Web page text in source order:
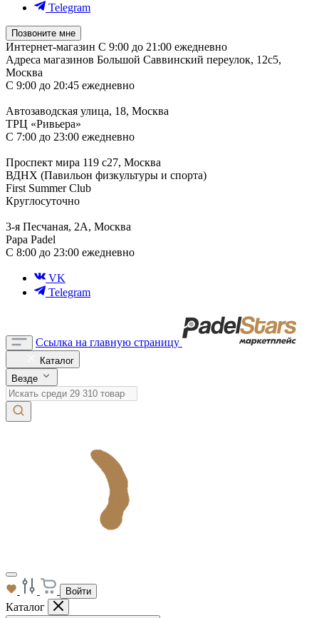
Telegram
Позвоните мне
Интернет-магазин С 9:00 до 21:00 ежедневно
Адреса магазинов Большой Саввинский переулок, 12с5,
Москва
С 9:00 до 20:45 ежедневно
Автозаводская улица, 18, Москва
ТРЦ «Ривьера»
С 7:00 до 23:00 ежедневно
Проспект мира 119 с27, Москва
ВДНХ (Павильон физкультуры и спорта)
First Summer Club
Круглосуточно
3-я Песчаная, 2А, Москва
Papa Padel
С 8:00 до 23:00 ежедневно
VK
Telegram
Ссылка на главную страницу
Каталог
Везде
Войти
Каталог